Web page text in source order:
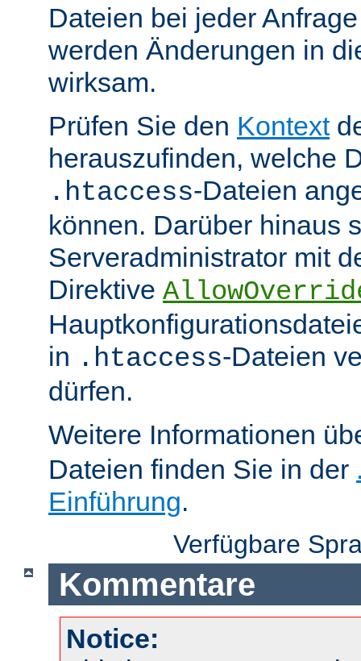
Dateien bei jeder
werden Änderungen in
wirksam.
Prüfen Sie den Kontext
herauszufinden, welche
.htaccess-Dateien
können. Darüber hinaus
Serveradministrator mit
Direktive
in .htaccess-Dateien
dürfen.
Weitere Informationen
Dateien finden Sie in der
Einführung.
Verfügbare
Kommentare
Notice: